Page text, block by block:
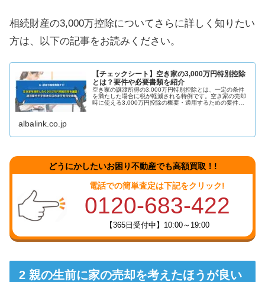
相続財産の3,000万控除についてさらに詳しく知りたい
方は、以下の記事をお読みください。
【チェックシート】空き家の3,000万円特別控除
とは？要件や必要書類を紹介
空き家の譲渡所得の3,000万円特別控除とは、一定の条件
を満たした場合に税が軽減される特例です。空き家の売却
時に使える3,000万円控除の概要・適用するための要件・
albalink.co.jp
どうにかしたいお困り不動産でも高額買取！!
電話での簡単査定は下記をクリック!
0120-683-422
【365日受付中】10:00～19:00
親の生前に家の売却を考えたほうが良い